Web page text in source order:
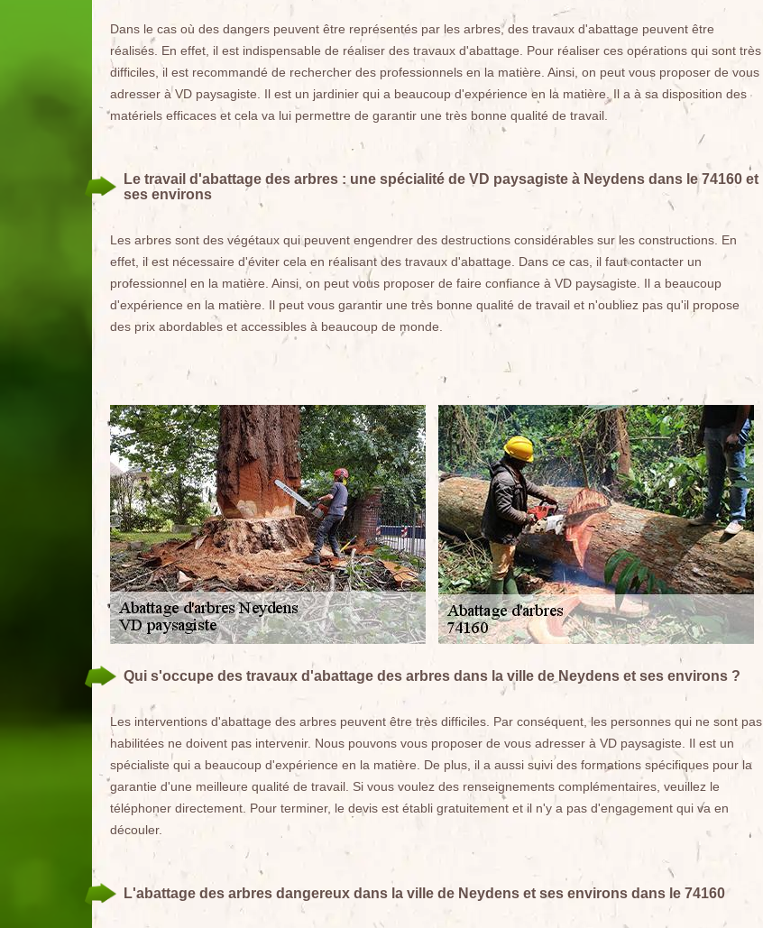
Dans le cas où des dangers peuvent être représentés par les arbres, des travaux d'abattage peuvent être
réalisés. En effet, il est indispensable de réaliser des travaux d'abattage. Pour réaliser ces opérations qui sont très
difficiles, il est recommandé de rechercher des professionnels en la matière. Ainsi, on peut vous proposer de vous
adresser à VD paysagiste. Il est un jardinier qui a beaucoup d'expérience en la matière. Il a à sa disposition des
matériels efficaces et cela va lui permettre de garantir une très bonne qualité de travail.
Le travail d'abattage des arbres : une spécialité de VD paysagiste à Neydens dans le 74160 et
ses environs
Les arbres sont des végétaux qui peuvent engendrer des destructions considérables sur les constructions. En
effet, il est nécessaire d'éviter cela en réalisant des travaux d'abattage. Dans ce cas, il faut contacter un
professionnel en la matière. Ainsi, on peut vous proposer de faire confiance à VD paysagiste. Il a beaucoup
d'expérience en la matière. Il peut vous garantir une très bonne qualité de travail et n'oubliez pas qu'il propose
des prix abordables et accessibles à beaucoup de monde.
Qui s'occupe des travaux d'abattage des arbres dans la ville de Neydens et ses environs ?
Les interventions d'abattage des arbres peuvent être très difficiles. Par conséquent, les personnes qui ne sont pas
habilitées ne doivent pas intervenir. Nous pouvons vous proposer de vous adresser à VD paysagiste. Il est un
spécialiste qui a beaucoup d'expérience en la matière. De plus, il a aussi suivi des formations spécifiques pour la
garantie d'une meilleure qualité de travail. Si vous voulez des renseignements complémentaires, veuillez le
téléphoner directement. Pour terminer, le devis est établi gratuitement et il n'y a pas d'engagement qui va en
découler.
L'abattage des arbres dangereux dans la ville de Neydens et ses environs dans le 74160